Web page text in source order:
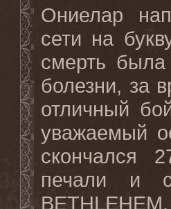
Ониелар
сети на
смерть
болезни, за
отличный
уважаемый
скончался
печали и